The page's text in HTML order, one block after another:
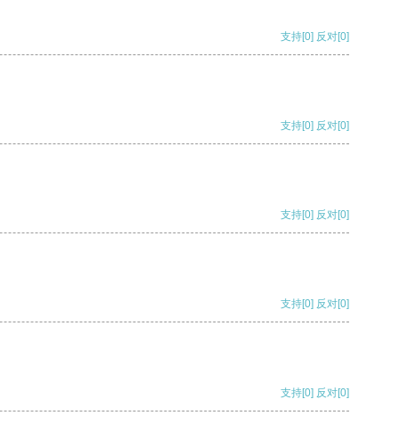
支持[0] 反对[0]
支持[0] 反对[0]
支持[0] 反对[0]
支持[0] 反对[0]
支持[0] 反对[0]